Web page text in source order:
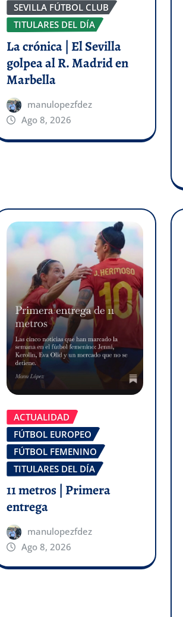
SEVILLA FÚTBOL CLUB
TITULARES DEL DÍA
La crónica | El Sevilla
golpea al R. Madrid en
Marbella
manulopezfdez
Ago 8, 2026
ACTUALIDAD
FÚTBOL EUROPEO
FÚTBOL FEMENINO
TITULARES DEL DÍA
11 metros | Primera
entrega
manulopezfdez
Ago 8, 2026